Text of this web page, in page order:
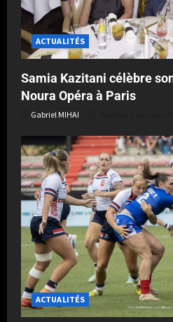
ACTUALITÉS
Samia Kazitani célèbre
Noura Opéra à Paris
Gabriel MIHAI
ACTUALITÉS